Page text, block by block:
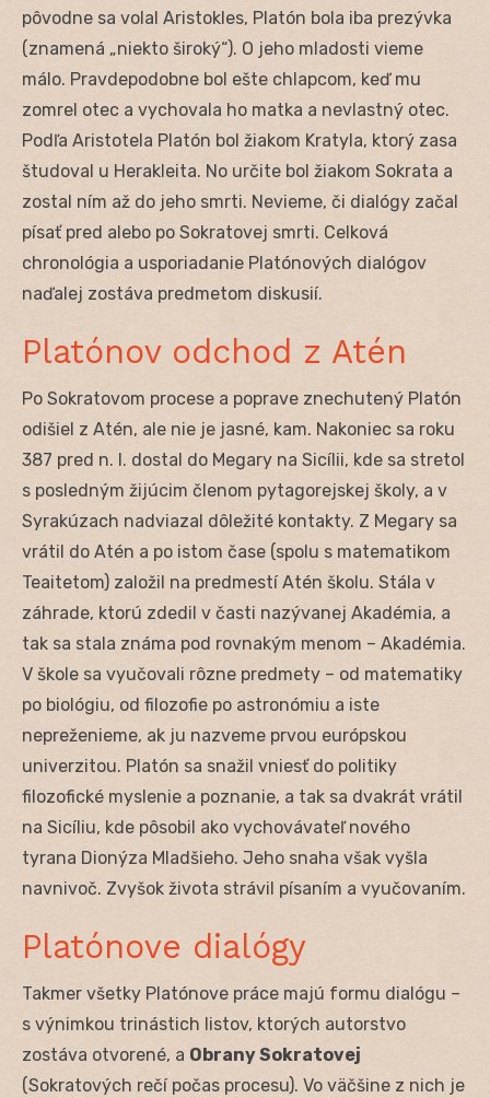
pôvodne sa volal Aristokles, Platón bola iba prezývka
(znamená „niekto široký“). O jeho mladosti vieme
málo. Pravdepodobne bol ešte chlapcom, keď mu
zomrel otec a vychovala ho matka a nevlastný otec.
Podľa Aristotela Platón bol žiakom Kratyla, ktorý zasa
študoval u Herakleita. No určite bol žiakom Sokrata a
zostal ním až do jeho smrti. Nevieme, či dialógy začal
písať pred alebo po Sokratovej smrti. Celková
chronológia a usporiadanie Platónových dialógov
naďalej zostáva predmetom diskusií.
Platónov odchod z Atén
Po Sokratovom procese a poprave znechutený Platón
odišiel z Atén, ale nie je jasné, kam. Nakoniec sa roku
387 pred n. l. dostal do Megary na Sicílii, kde sa stretol
s posledným žijúcim členom pytagorejskej školy, a v
Syrakúzach nadviazal dôležité kontakty. Z Megary sa
vrátil do Atén a po istom čase (spolu s matematikom
Teaitetom) založil na predmestí Atén školu. Stála v
záhrade, ktorú zdedil v časti nazývanej Akadémia, a
tak sa stala známa pod rovnakým menom – Akadémia.
V škole sa vyučovali rôzne predmety – od matematiky
po biológiu, od filozofie po astronómiu a iste
nepreženieme, ak ju nazveme prvou európskou
univerzitou. Platón sa snažil vniesť do politiky
filozofické myslenie a poznanie, a tak sa dvakrát vrátil
na Sicíliu, kde pôsobil ako vychovávateľ nového
tyrana Dionýza Mladšieho. Jeho snaha však vyšla
navnivoč. Zvyšok života strávil písaním a vyučovaním.
Platónove dialógy
Takmer všetky Platónove práce majú formu dialógu –
s výnimkou trinástich listov, ktorých autorstvo
zostáva otvorené, a Obrany Sokratovej
(Sokratových rečí počas procesu). Vo väčšine z nich je